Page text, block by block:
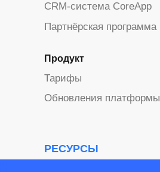
Продукт
Тарифы
Обновления платформы
CRM-система CoreApp
Партнёрская программа
РЕСУРСЫ